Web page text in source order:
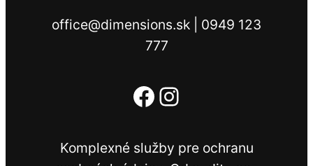
office@dimensions.sk | 0949 123
777
Facebook
Instagram
Komplexné služby pre ochranu